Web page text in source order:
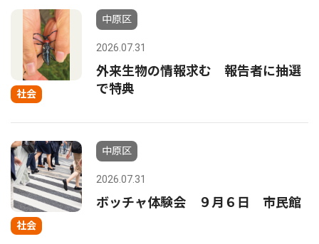
社会
中原区
2026.07.31
外来生物の情報求む 報告者に抽選
で特典
社会
中原区
2026.07.31
ボッチャ体験会 ９月６日 市民館